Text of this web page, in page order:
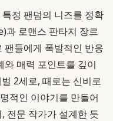
정 팬덤의 니즈를 정확
과 로맨스 판타지 장르
팬들에게 폭발적인 반응
와 매력 포인트를 깊이
2세로, 때로는 신비로
적인 이야기를 만들어
전문 작가가 설계한 듯